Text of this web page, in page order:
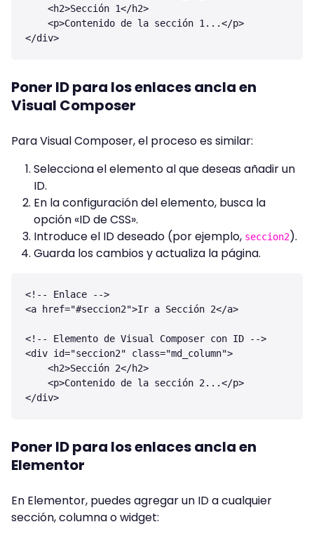
    <h2>Sección 1</h2>
    <p>Contenido de la sección 1...</p>
Poner ID para los enlaces ancla en
Visual Composer
Para Visual Composer, el proceso es similar:
Selecciona el elemento al que deseas añadir un
ID.
En la configuración del elemento, busca la
opción «ID de CSS».
Introduce el ID deseado (por ejemplo, seccion2).
Guarda los cambios y actualiza la página.
<!-- Enlace -->
<a href="#seccion2">Ir a Sección 2</a>
<!-- Elemento de Visual Composer con ID -->
<div id="seccion2" class="md_column">
    <h2>Sección 2</h2>
    <p>Contenido de la sección 2...</p>
Poner ID para los enlaces ancla en
Elementor
En Elementor, puedes agregar un ID a cualquier
sección, columna o widget: